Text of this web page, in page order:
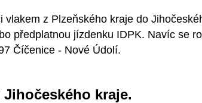
vlakem z Plzeňského kraje do
předplatnou jízdenku IDPK. Navíc se
Číčenice - Nové Údolí.
kraje.